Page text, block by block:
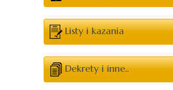
Listy i kazania
Dekrety i inne..